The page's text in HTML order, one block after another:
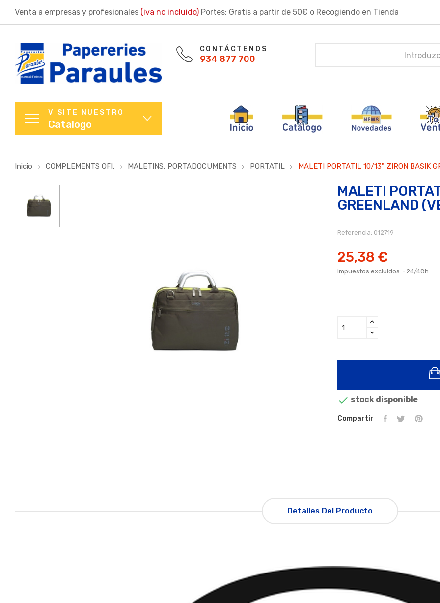
Venta a empresas y profesionales (iva no incluido) Portes: Gratis a partir de 50€ o Recogiendo en Tienda
CONTÁCTENOS
934 877 700
VISITE NUESTRO
Catalogo
Inicio COMPLEMENTS OFI. MALETINS, PORTADOCUMENTS PORTATIL MALETI PORTATIL 10/13" ZIRON BASIK
MALETI
GREENLAND
Referencia: 012719
25,38 €
Impuestos excluidos 24/48h
 stock disponible
Compartir
Detalles Del Producto